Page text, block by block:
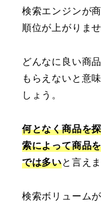
検索エンジンが
順位が上がりませ
どんなに良い商
もらえないと意
しょう。
何となく商品を
索によって商品
では多いと言えま
検索ボリューム